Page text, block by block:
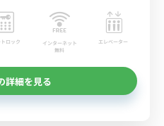
ロック
インターネット
無料
エレベーター
詳細を見る